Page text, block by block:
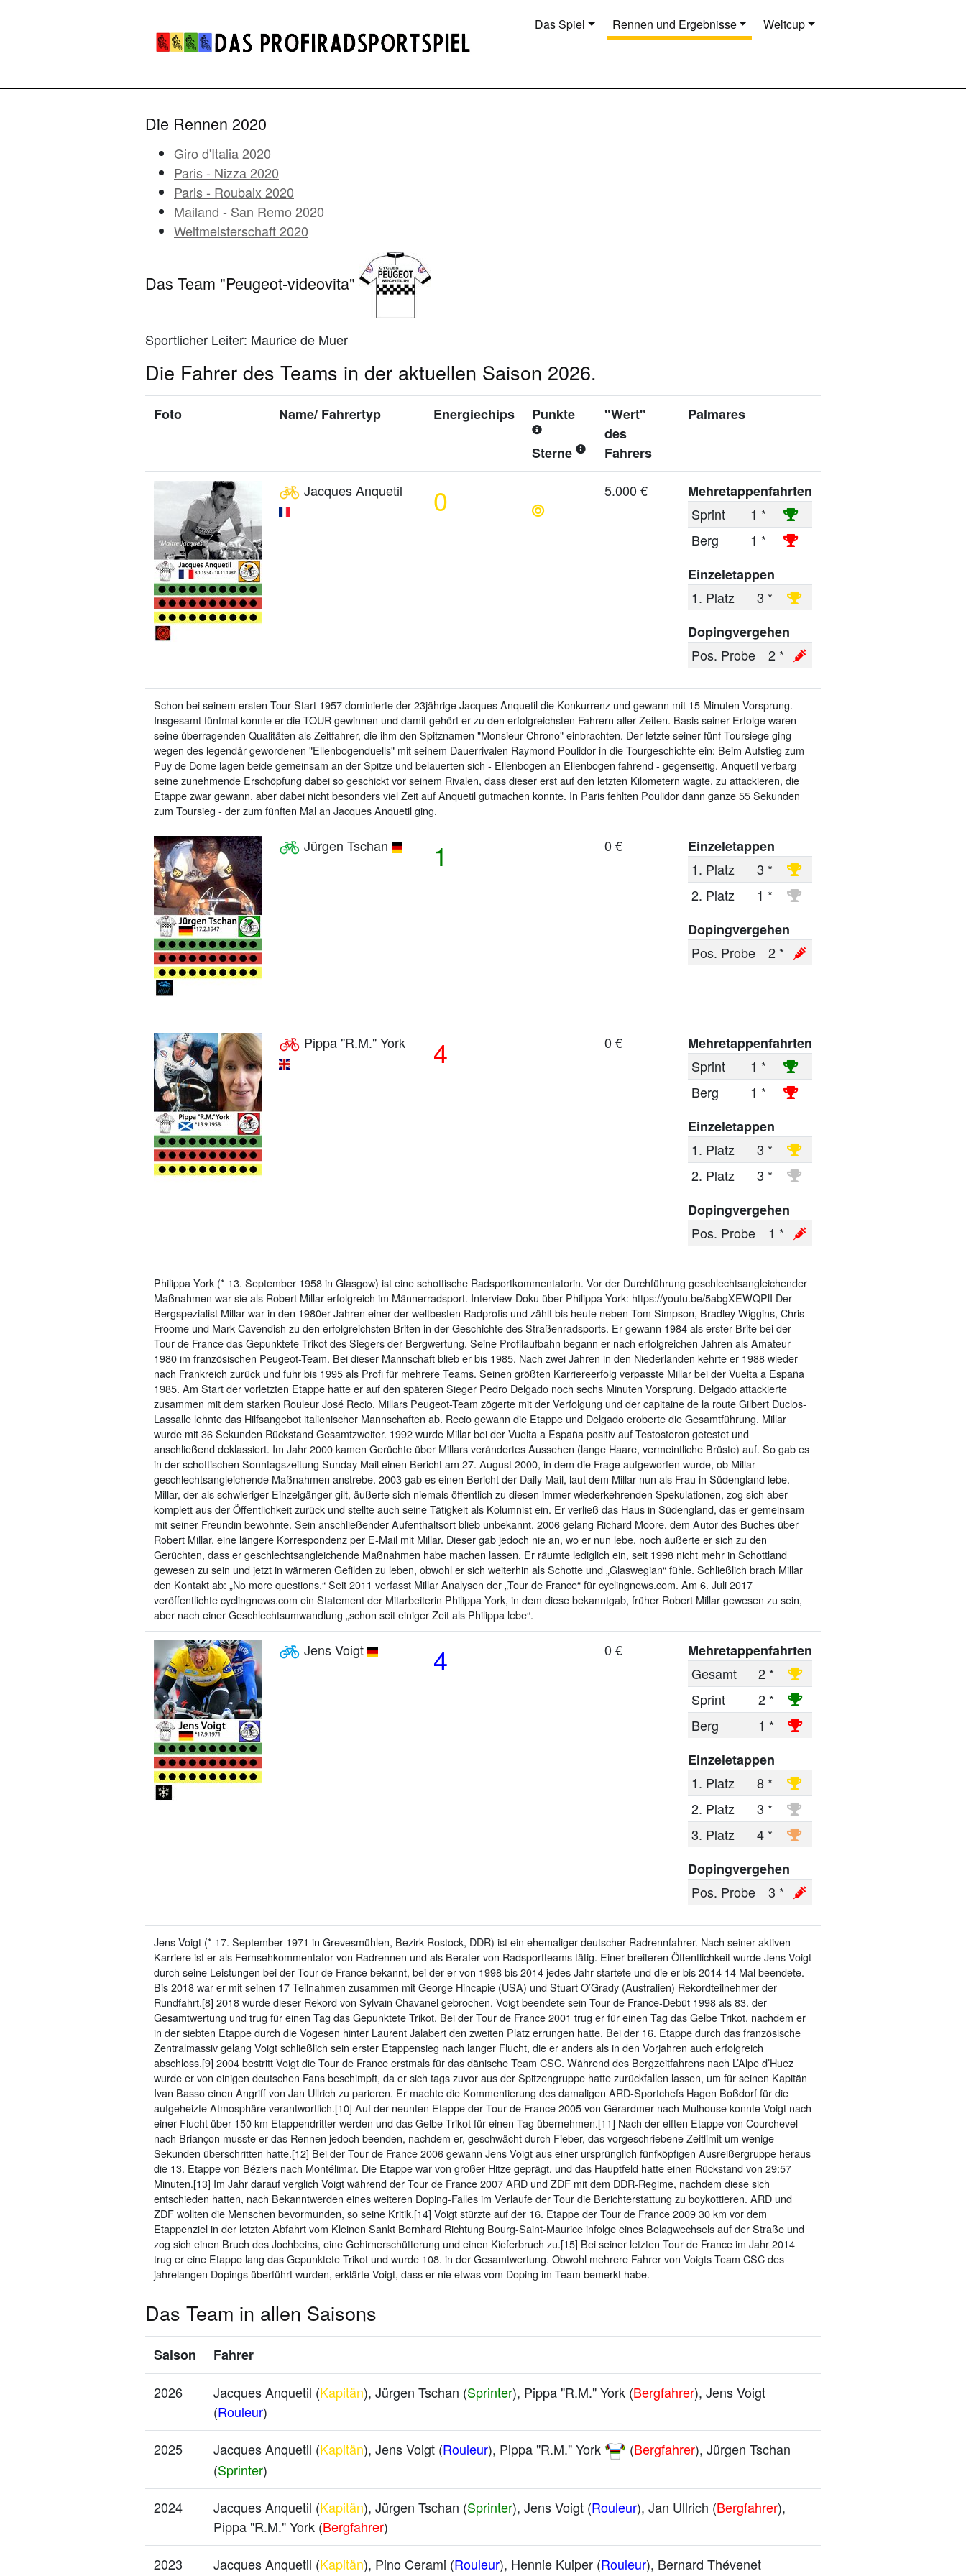
Das Spiel Rennen und Ergebnisse Weltcup
Die Rennen 2020
Giro d'Italia 2020
Paris - Nizza 2020
Paris - Roubaix 2020
Mailand - San Remo 2020
Weltmeisterschaft 2020
Das Team "Peugeot-videovita"
Sportlicher Leiter: Maurice de Muer
Die Fahrer des Teams in der aktuellen Saison 2026.
Foto Name/ Fahrertyp Energiechips Punkte
Sterne
"Wert"
des
Fahrers
Palmares
Jacques Anquetil 0 5.000 €
Mehretappenfahrten
Sprint
1 *
Berg
1 *
Einzeletappen
1. Platz
3 *
Dopingvergehen
Pos. Probe
2 *
Schon bei seinem ersten Tour-Start 1957 dominierte der 23jährige Jacques Anquetil die Konkurrenz und gewann mit 15 Minuten Vorsprung.
Insgesamt fünfmal konnte er die TOUR gewinnen und damit gehört er zu den erfolgreichsten Fahrern aller Zeiten. Basis seiner Erfolge waren
seine überragenden Qualitäten als Zeitfahrer, die ihm den Spitznamen "Monsieur Chrono" einbrachten. Der letzte seiner fünf Toursiege ging
wegen des legendär gewordenen "Ellenbogenduells" mit seinem Dauerrivalen Raymond Poulidor in die Tourgeschichte ein: Beim Aufstieg zum
Puy de Dome lagen beide gemeinsam an der Spitze und belauerten sich - Ellenbogen an Ellenbogen fahrend - gegenseitig. Anquetil verbarg
seine zunehmende Erschöpfung dabei so geschickt vor seinem Rivalen, dass dieser erst auf den letzten Kilometern wagte, zu attackieren, die
Etappe zwar gewann, aber dabei nicht besonders viel Zeit auf Anquetil gutmachen konnte. In Paris fehlten Poulidor dann ganze 55 Sekunden
zum Toursieg - der zum fünften Mal an Jacques Anquetil ging.
Jürgen Tschan 1 0 €
Einzeletappen
1. Platz
3 *
2. Platz
1 *
Dopingvergehen
Pos. Probe
2 *
Pippa "R.M." York 4 0 €
Mehretappenfahrten
Sprint
1 *
Berg
1 *
Einzeletappen
1. Platz
3 *
2. Platz
3 *
Dopingvergehen
Pos. Probe
1 *
Philippa York (* 13. September 1958 in Glasgow) ist eine schottische Radsportkommentatorin. Vor der Durchführung geschlechtsangleichender
Maßnahmen war sie als Robert Millar erfolgreich im Männerradsport. Interview-Doku über Philippa York: https://youtu.be/5abgXEWQPlI Der
Bergspezialist Millar war in den 1980er Jahren einer der weltbesten Radprofis und zählt bis heute neben Tom Simpson, Bradley Wiggins, Chris
Froome und Mark Cavendish zu den erfolgreichsten Briten in der Geschichte des Straßenradsports. Er gewann 1984 als erster Brite bei der
Tour de France das Gepunktete Trikot des Siegers der Bergwertung. Seine Profilaufbahn begann er nach erfolgreichen Jahren als Amateur
1980 im französischen Peugeot-Team. Bei dieser Mannschaft blieb er bis 1985. Nach zwei Jahren in den Niederlanden kehrte er 1988 wieder
nach Frankreich zurück und fuhr bis 1995 als Profi für mehrere Teams. Seinen größten Karriereerfolg verpasste Millar bei der Vuelta a España
1985. Am Start der vorletzten Etappe hatte er auf den späteren Sieger Pedro Delgado noch sechs Minuten Vorsprung. Delgado attackierte
zusammen mit dem starken Rouleur José Recio. Millars Peugeot-Team zögerte mit der Verfolgung und der capitaine de la route Gilbert Duclos-
Lassalle lehnte das Hilfsangebot italienischer Mannschaften ab. Recio gewann die Etappe und Delgado eroberte die Gesamtführung. Millar
wurde mit 36 Sekunden Rückstand Gesamtzweiter. 1992 wurde Millar bei der Vuelta a España positiv auf Testosteron getestet und
anschließend deklassiert. Im Jahr 2000 kamen Gerüchte über Millars verändertes Aussehen (lange Haare, vermeintliche Brüste) auf. So gab es
in der schottischen Sonntagszeitung Sunday Mail einen Bericht am 27. August 2000, in dem die Frage aufgeworfen wurde, ob Millar
geschlechtsangleichende Maßnahmen anstrebe. 2003 gab es einen Bericht der Daily Mail, laut dem Millar nun als Frau in Südengland lebe.
Millar, der als schwieriger Einzelgänger gilt, äußerte sich niemals öffentlich zu diesen immer wiederkehrenden Spekulationen, zog sich aber
komplett aus der Öffentlichkeit zurück und stellte auch seine Tätigkeit als Kolumnist ein. Er verließ das Haus in Südengland, das er gemeinsam
mit seiner Freundin bewohnte. Sein anschließender Aufenthaltsort blieb unbekannt. 2006 gelang Richard Moore, dem Autor des Buches über
Robert Millar, eine längere Korrespondenz per E-Mail mit Millar. Dieser gab jedoch nie an, wo er nun lebe, noch äußerte er sich zu den
Gerüchten, dass er geschlechtsangleichende Maßnahmen habe machen lassen. Er räumte lediglich ein, seit 1998 nicht mehr in Schottland
gewesen zu sein und jetzt in wärmeren Gefilden zu leben, obwohl er sich weiterhin als Schotte und „Glaswegian“ fühle. Schließlich brach Millar
den Kontakt ab: „No more questions.“ Seit 2011 verfasst Millar Analysen der „Tour de France“ für cyclingnews.com. Am 6. Juli 2017
veröffentlichte cyclingnews.com ein Statement der Mitarbeiterin Philippa York, in dem diese bekanntgab, früher Robert Millar gewesen zu sein,
aber nach einer Geschlechtsumwandlung „schon seit einiger Zeit als Philippa lebe“.
Jens Voigt 4 0 €
Mehretappenfahrten
Gesamt
2 *
Sprint
2 *
Berg
1 *
Einzeletappen
1. Platz
8 *
2. Platz
3 *
3. Platz
4 *
Dopingvergehen
Pos. Probe
3 *
Jens Voigt (* 17. September 1971 in Grevesmühlen, Bezirk Rostock, DDR) ist ein ehemaliger deutscher Radrennfahrer. Nach seiner aktiven
Karriere ist er als Fernsehkommentator von Radrennen und als Berater von Radsportteams tätig. Einer breiteren Öffentlichkeit wurde Jens Voigt
durch seine Leistungen bei der Tour de France bekannt, bei der er von 1998 bis 2014 jedes Jahr startete und die er bis 2014 14 Mal beendete.
Bis 2018 war er mit seinen 17 Teilnahmen zusammen mit George Hincapie (USA) und Stuart O’Grady (Australien) Rekordteilnehmer der
Rundfahrt.[8] 2018 wurde dieser Rekord von Sylvain Chavanel gebrochen. Voigt beendete sein Tour de France-Debüt 1998 als 83. der
Gesamtwertung und trug für einen Tag das Gepunktete Trikot. Bei der Tour de France 2001 trug er für einen Tag das Gelbe Trikot, nachdem er
in der siebten Etappe durch die Vogesen hinter Laurent Jalabert den zweiten Platz errungen hatte. Bei der 16. Etappe durch das französische
Zentralmassiv gelang Voigt schließlich sein erster Etappensieg nach langer Flucht, die er anders als in den Vorjahren auch erfolgreich
abschloss.[9] 2004 bestritt Voigt die Tour de France erstmals für das dänische Team CSC. Während des Bergzeitfahrens nach L’Alpe d’Huez
wurde er von einigen deutschen Fans beschimpft, da er sich tags zuvor aus der Spitzengruppe hatte zurückfallen lassen, um für seinen Kapitän
Ivan Basso einen Angriff von Jan Ullrich zu parieren. Er machte die Kommentierung des damaligen ARD-Sportchefs Hagen Boßdorf für die
aufgeheizte Atmosphäre verantwortlich.[10] Auf der neunten Etappe der Tour de France 2005 von Gérardmer nach Mulhouse konnte Voigt nach
einer Flucht über 150 km Etappendritter werden und das Gelbe Trikot für einen Tag übernehmen.[11] Nach der elften Etappe von Courchevel
nach Briançon musste er das Rennen jedoch beenden, nachdem er, geschwächt durch Fieber, das vorgeschriebene Zeitlimit um wenige
Sekunden überschritten hatte.[12] Bei der Tour de France 2006 gewann Jens Voigt aus einer ursprünglich fünfköpfigen Ausreißergruppe heraus
die 13. Etappe von Béziers nach Montélimar. Die Etappe war von großer Hitze geprägt, und das Hauptfeld hatte einen Rückstand von 29:57
Minuten.[13] Im Jahr darauf verglich Voigt während der Tour de France 2007 ARD und ZDF mit dem DDR-Regime, nachdem diese sich
entschieden hatten, nach Bekanntwerden eines weiteren Doping-Falles im Verlaufe der Tour die Berichterstattung zu boykottieren. ARD und
ZDF wollten die Menschen bevormunden, so seine Kritik.[14] Voigt stürzte auf der 16. Etappe der Tour de France 2009 30 km vor dem
Etappenziel in der letzten Abfahrt vom Kleinen Sankt Bernhard Richtung Bourg-Saint-Maurice infolge eines Belagwechsels auf der Straße und
zog sich einen Bruch des Jochbeins, eine Gehirnerschütterung und einen Kieferbruch zu.[15] Bei seiner letzten Tour de France im Jahr 2014
trug er eine Etappe lang das Gepunktete Trikot und wurde 108. in der Gesamtwertung. Obwohl mehrere Fahrer von Voigts Team CSC des
jahrelangen Dopings überführt wurden, erklärte Voigt, dass er nie etwas vom Doping im Team bemerkt habe.
Das Team in allen Saisons
Saison
Fahrer
2026
Jacques Anquetil (Kapitän), Jürgen Tschan (Sprinter), Pippa "R.M." York (Bergfahrer), Jens Voigt
(Rouleur)
2025
Jacques Anquetil (Kapitän), Jens Voigt (Rouleur), Pippa "R.M." York (Bergfahrer), Jürgen Tschan
(Sprinter)
2024 Jacques Anquetil (Kapitän), Jürgen Tschan (Sprinter), Jens Voigt (Rouleur), Jan Ullrich (Bergfahrer),
Pippa "R.M." York (Bergfahrer)
2023
Jacques Anquetil (Kapitän), Pino Cerami (Rouleur), Hennie Kuiper (Rouleur), Bernard Thévenet